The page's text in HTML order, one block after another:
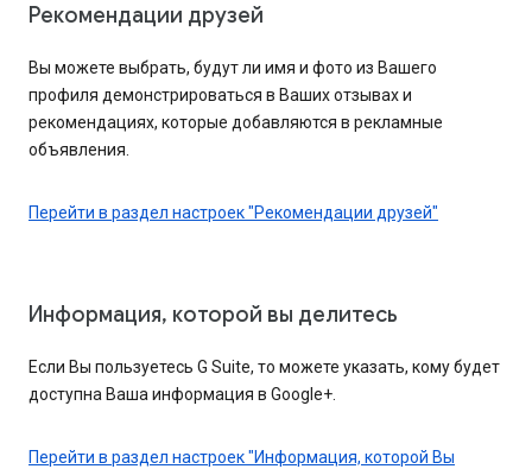
Рекомендации друзей
Вы можете выбрать, будут ли имя и фото из Вашего
профиля демонстрироваться в Ваших отзывах и
рекомендациях, которые добавляются в рекламные
объявления.
Перейти в раздел настроек "Рекомендации друзей"
Информация, которой вы делитесь
Если Вы пользуетесь G Suite, то можете указать, кому будет
доступна Ваша информация в Google+.
Перейти в раздел настроек "Информация, которой Вы